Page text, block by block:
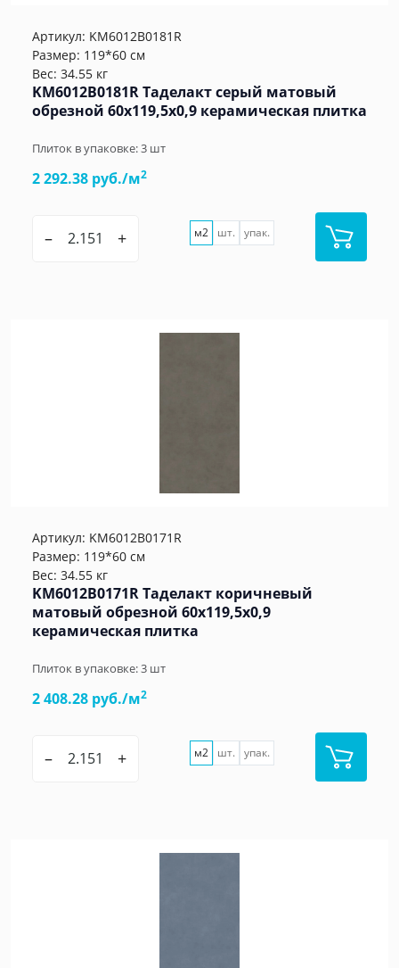
Артикул: KM6012B0181R
Размер: 119*60 см
Вес: 34.55 кг
KM6012B0181R Таделакт серый матовый
обрезной 60x119,5x0,9 керамическая плитка
Плиток в упаковке:3 шт
2 292.38 руб./м2
– + м2 шт. упак.
Артикул: KM6012B0171R
Размер: 119*60 см
Вес: 34.55 кг
KM6012B0171R Таделакт коричневый
матовый обрезной 60x119,5x0,9
керамическая плитка
Плиток в упаковке:3 шт
2 408.28 руб./м2
– + м2 шт. упак.